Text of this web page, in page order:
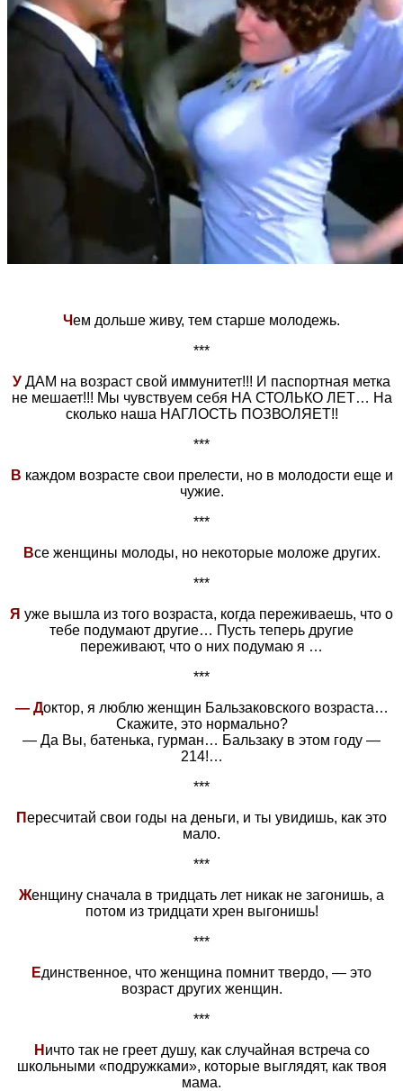
Чем дольше живу, тем старше молодежь.
***
У ДАМ на возраст свой иммунитет!!! И паспортная метка
не мешает!!! Мы чувствуем себя НА СТОЛЬКО ЛЕТ… На
сколько наша НАГЛОСТЬ ПОЗВОЛЯЕТ!!
***
В каждом возрасте свои прелести, но в молодости еще и
чужие.
***
Все женщины молоды, но некоторые моложе других.
***
Я уже вышла из того возраста, когда переживаешь, что о
тебе подумают другие… Пусть теперь другие
переживают, что о них подумаю я …
***
— Доктор, я люблю женщин Бальзаковского возраста…
Скажите, это нормально?
— Да Вы, батенька, гурман… Бальзаку в этом году —
214!…
***
Пересчитай свои годы на деньги, и ты увидишь, как это
мало.
***
Женщину сначала в тридцать лет никак не загонишь, а
потом из тридцати хрен выгонишь!
***
Единственное, что женщина помнит твердо, — это
возраст других женщин.
***
Н ичто так не греет душу, как случайная встреча со
школьными «подружками», которые выглядят, как твоя
мама.